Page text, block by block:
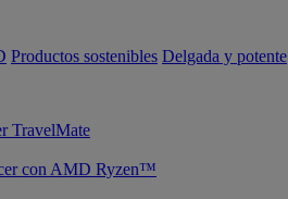
Productos sostenibles Delgada y potente
TravelMate
con AMD Ryzen™